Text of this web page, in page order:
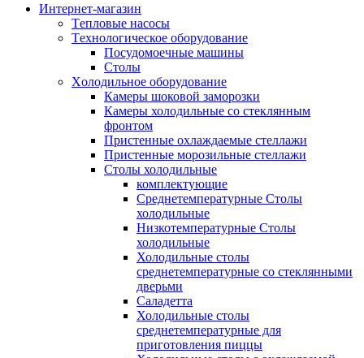
Интернет-магазин
Tепловые насосы
Tехнологическое оборудование
Посудомоечные машины
Столы
Xолодильное оборудование
Камеры шоковой заморозки
Камеры холодильные со стеклянным
фронтом
Пристенные охлаждаемые стеллажи
Пристенные морозильные стеллажи
Столы холодильные
комплектующие
Среднетемпературные Столы
холодильные
Низкотемпературные Столы
холодильные
Холодильные столы
среднетемпературные со стеклянными
дверьми
Саладетта
Холодильные столы
среднетемпературные для
приготовления пиццы